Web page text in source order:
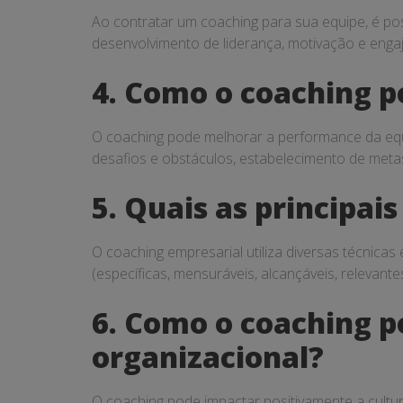
Ao contratar um coaching para sua equipe, é
desenvolvimento de liderança, motivação e
4. Como o coaching
O coaching pode melhorar a performance da
desafios e obstáculos, estabelecimento de
5. Quais as
O coaching empresarial utiliza diversas
(específicas, mensuráveis, alcançáveis,
6. Como o coaching
organizacional?